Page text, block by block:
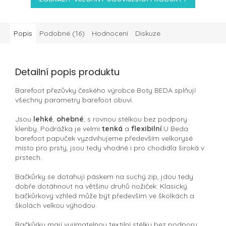
Popis Podobné (16) Hodnocení Diskuze
Detailní popis produktu
Barefoot přezůvky českého výrobce Boty BEDA splňují
všechny parametry barefoot obuvi.
Jsou lehké, ohebné, s rovnou stélkou bez podpory
klenby. Podrážka je velmi tenká a flexibilní.U Beda
barefoot papuček vyzdvihujeme především velkorysé
místo pro prsty, jsou tedy vhodné i pro chodidla široká v
prstech.
Bačkůrky se dotahují páskem na suchý zip, jdou tedy
dobře dotáhnout na většinu druhů nožiček. Klasický
bačkůrkový vzhled může být především ve školkách a
školách velkou výhodou.